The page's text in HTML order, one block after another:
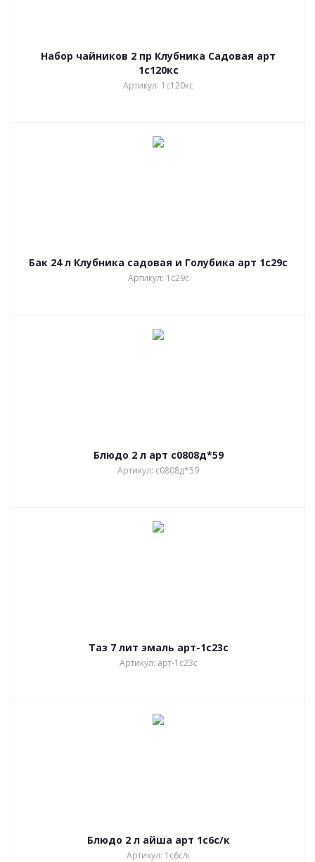
Набор чайников 2 пр Клубника Садовая арт
1с120кс
Артикул: 1с120кс
Бак 24 л Клубника садовая и Голубика арт 1с29с
Артикул: 1с29с
Блюдо 2 л арт с0808д*59
Артикул: с0808д*59
Таз 7 лит эмаль арт-1с23с
Артикул: арт-1с23с
Блюдо 2 л айша арт 1с6с/к
Артикул: 1с6с/к